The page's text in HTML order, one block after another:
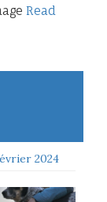
Read
2024